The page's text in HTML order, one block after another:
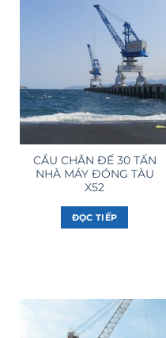
CẨU CHÂN ĐẾ 30 TẤN
NHÀ MÁY ĐÓNG TÀU
X52
ĐỌC TIẾP